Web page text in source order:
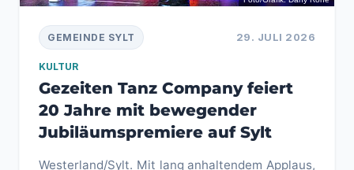
29. JULI 2026
GEMEINDE SYLT
KULTUR
Gezeiten Tanz Company feiert
20 Jahre mit bewegender
Jubiläumspremiere auf Sylt
Westerland/Sylt. Mit lang anhaltendem Applaus,